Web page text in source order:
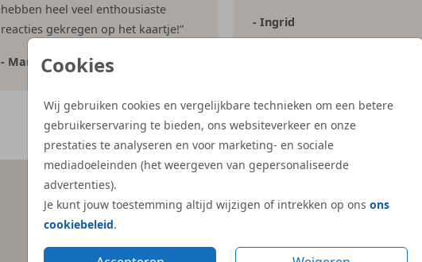
Cookies
Wij gebruiken cookies en vergelijkbare technieken om een betere
gebruikerservaring te bieden, ons websiteverkeer en onze
prestaties te analyseren en voor marketing- en sociale
mediadoeleinden (het weergeven van gepersonaliseerde
advertenties).
Je kunt jouw toestemming altijd wijzigen of intrekken op ons ons
cookiebeleid.
hebben heel veel enthousiaste
reacties gekregen op het kaartje!”
- Marloes
- Ingrid
Meer reviews